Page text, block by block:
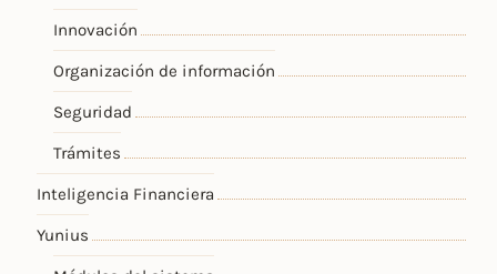
Innovación
Organización de información
Seguridad
Trámites
Inteligencia Financiera
Yunius